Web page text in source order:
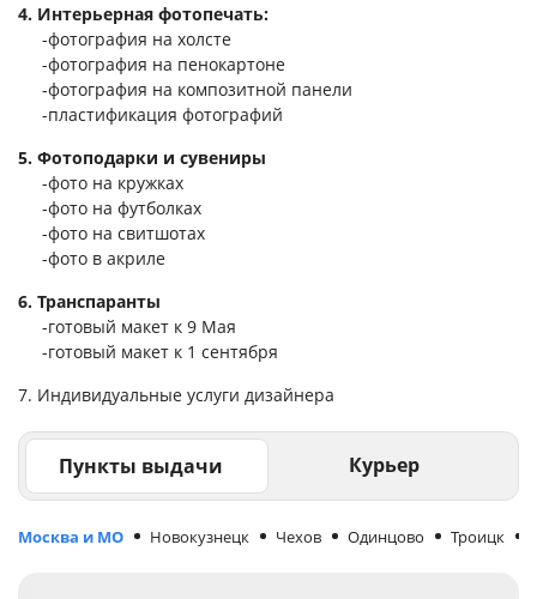
4. Интерьерная фотопечать:
-фотография на холсте
-фотография на пенокартоне
-фотография на композитной панели
-пластификация фотографий
5. Фотоподарки и сувениры
-фото на кружках
-фото на футболках
-фото на свитшотах
-фото в акриле
6. Транспаранты
-готовый макет к 9 Мая
-готовый макет к 1 сентября
7. Индивидуальные услуги дизайнера
Пункты выдачи Курьер
Москва и МО Новокузнецк Чехов Одинцово Троицк